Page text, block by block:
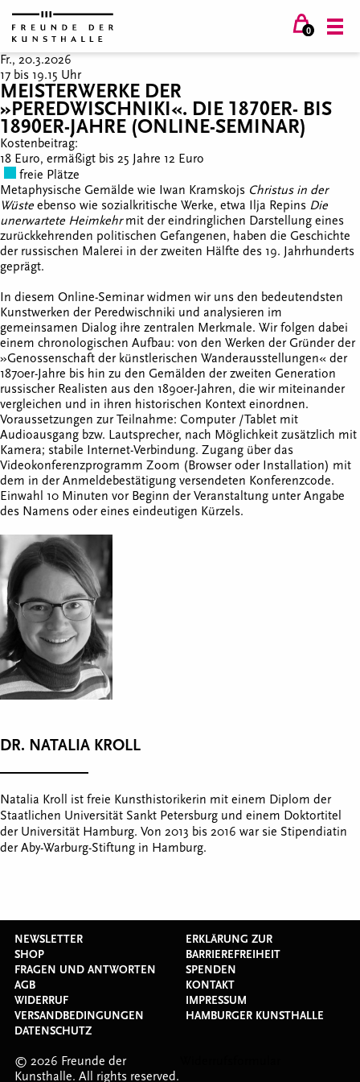
0
Fr., 20.3.2026
17 bis 19.15 Uhr
MEISTERWERKE DER
»PEREDWISCHNIKI«. DIE 1870ER- BIS
1890ER-JAHRE (ONLINE-SEMINAR)
Kostenbeitrag:
18 Euro, ermäßigt bis 25 Jahre 12 Euro
freie Plätze
Metaphysische Gemälde wie Iwan Kramskojs Christus in der
Wüste ebenso wie sozialkritische Werke, etwa Ilja Repins Die
unerwartete Heimkehrmit der eindringlichen Darstellung eines
zurückkehrenden politischen Gefangenen, haben die Geschichte
der russischen Malerei in der zweiten Hälfte des 19. Jahrhunderts
geprägt.
In diesem Online-Seminar widmen wir uns den bedeutendsten
Kunstwerken der Peredwischniki und analysieren im
gemeinsamen Dialog ihre zentralen Merkmale. Wir folgen dabei
einem chronologischen Aufbau: von den Werken der Gründer der
»Genossenschaft der künstlerischen Wanderausstellungen« der
1870er-Jahre bis hin zu den Gemälden der zweiten Generation
russischer Realisten aus den 1890er-Jahren, die wir miteinander
vergleichen und in ihren historischen Kontext einordnen.
Voraussetzungen zur Teilnahme: Computer /Tablet mit
Audioausgang bzw. Lautsprecher, nach Möglichkeit zusätzlich mit
Kamera; stabile Internet-Verbindung. Zugang über das
Videokonferenzprogramm Zoom (Browser oder Installation) mit
dem in der Anmeldebestätigung versendeten Konferenzcode.
Einwahl 10 Minuten vor Beginn der Veranstaltung unter Angabe
des Namens oder eines eindeutigen Kürzels.
DR. NATALIA KROLL
Natalia Kroll ist freie Kunsthistorikerin mit einem Diplom der
Staatlichen Universität Sankt Petersburg und einem Doktortitel
der Universität Hamburg. Von 2013 bis 2016 war sie Stipendiatin
der Aby-Warburg-Stiftung in Hamburg.
© 2026 Freunde der
Kunsthalle. All rights reserved.
NEWSLETTER
SHOP
FRAGEN UND ANTWORTEN
AGB
WIDERRUF
VERSANDBEDINGUNGEN
DATENSCHUTZ
ERKLÄRUNG ZUR
BARRIEREFREIHEIT
SPENDEN
KONTAKT
IMPRESSUM
HAMBURGER KUNSTHALLE